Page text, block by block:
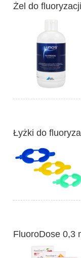
Żel do
Łyżki do
FluoroDose 0,3